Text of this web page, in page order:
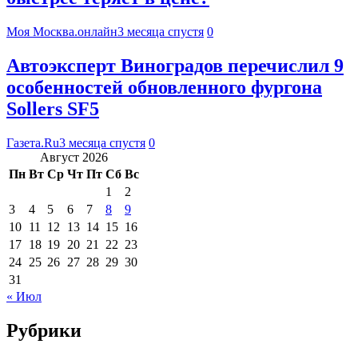
Моя Москва.онлайн3 месяца спустя 0
Автоэксперт Виноградов перечислил 9
особенностей обновленного фургона
Sollers SF5
Газета.Ru3 месяца спустя 0
Август 2026
Пн Вт Ср Чт Пт Сб Вс
1
2
3
4 5 6 7 8
9
10 11 12 13 14 15 16
17 18 19 20 21 22 23
24 25 26 27 28 29 30
31
« Июл
Рубрики